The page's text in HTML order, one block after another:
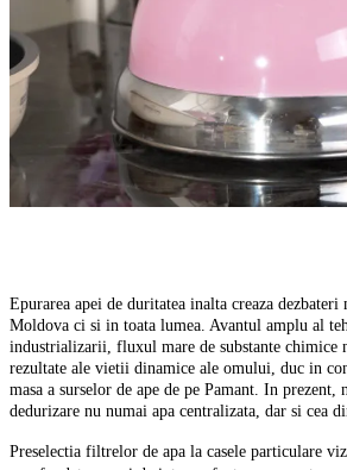
Epurarea apei de duritatea inalta creaza
Moldova ci si in toata lumea. Avantul amplu al
industrializarii, fluxul mare de substante chimice
rezultate ale vietii dinamice ale omului, duc in
masa a surselor de ape de pe Pamant. In prezent,
dedurizare nu numai apa centralizata, dar si cea
Preselectia filtrelor de apa la casele particulare